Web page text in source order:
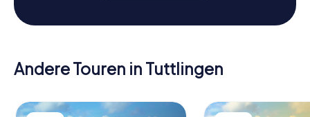
Andere Touren in Tuttlingen